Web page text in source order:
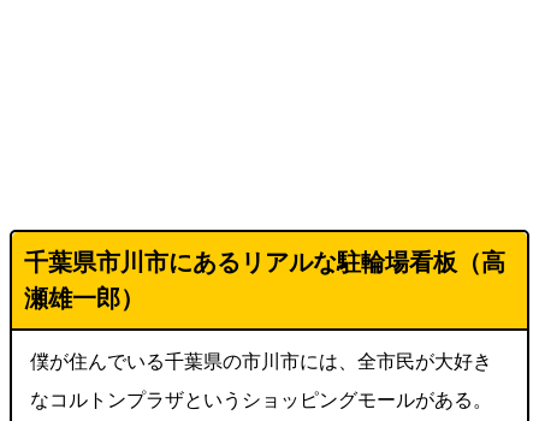
千葉県市川市にあるリアルな駐輪場看板（高
瀬雄一郎）
僕が住んでいる千葉県の市川市には、全市民が大好き
なコルトンプラザというショッピングモールがある。